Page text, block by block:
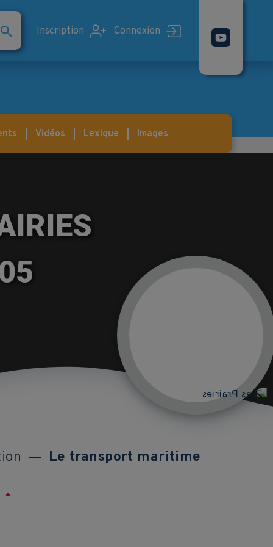
Inscription Connexion
Vidéos Lexique Images
Le transport maritime